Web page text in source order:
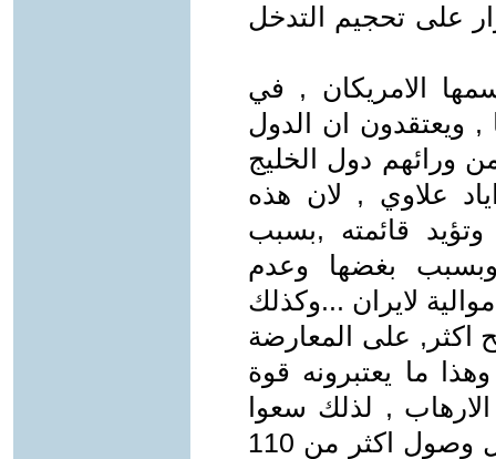
على تحجيم التدخل
الامريكان , في
, ويعتقدون ان الدول
ورائهم دول الخليج
علاوي , لان هذه
قائمته ,بسبب
بغضها وعدم
لايران ...وكذلك
اكثر, على المعارضة
ما يعتبرونه قوة
, لذلك سعوا
بأن تكون اصوات القائة العراقية تؤهل وصول اكثر من 110